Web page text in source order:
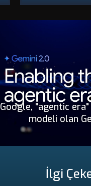
Google, "agentic
modeli olan
İlgi